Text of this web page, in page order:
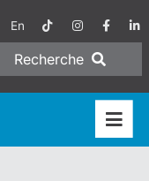
En
Recherche